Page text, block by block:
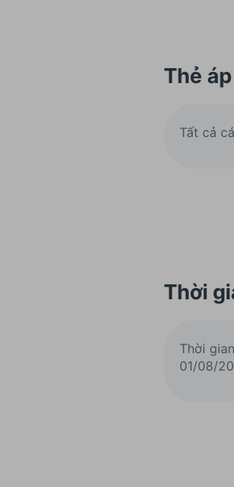
Thẻ
Tất cả
Thời
Thời
01/08/